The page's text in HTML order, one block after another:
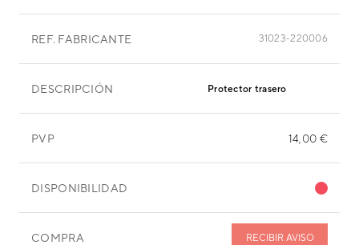
REF. FABRICANTE 31023-220006
DESCRIPCIÓN Protector trasero
PVP 14,00 €
DISPONIBILIDAD
COMPRA RECIBIR AVISO